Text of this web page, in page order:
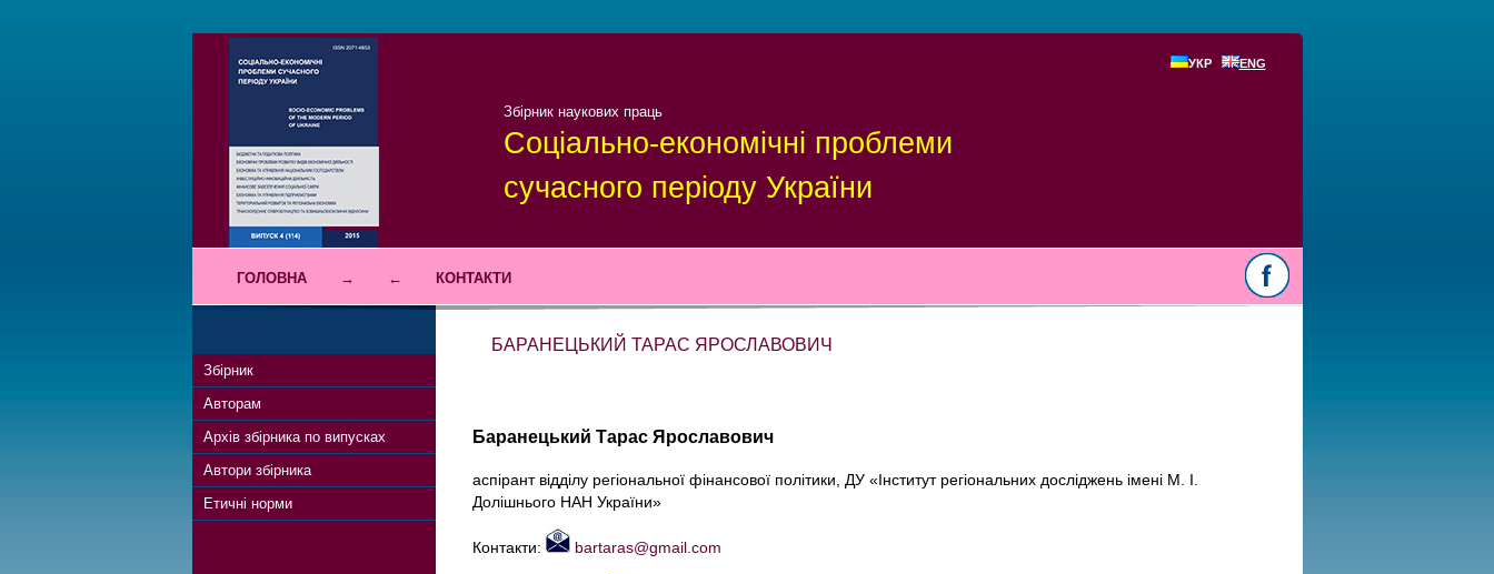
Збірник наукових праць
УКР ENG
Соціально-економічні проблеми
сучасного періоду України
ГОЛОВНА → ← КОНТАКТИ
Збірник
Авторам
Архів збірника по випусках
Автори збірника
Етичні норми
БАРАНЕЦЬКИЙ ТАРАС ЯРОСЛАВОВИЧ
Баранецький Тарас Ярославович
аспірант відділу регіональної фінансової політики, ДУ «Інститут регіональних досліджень імені М. І.
Долішнього НАН України»
Контакти: bartaras@gmail.com